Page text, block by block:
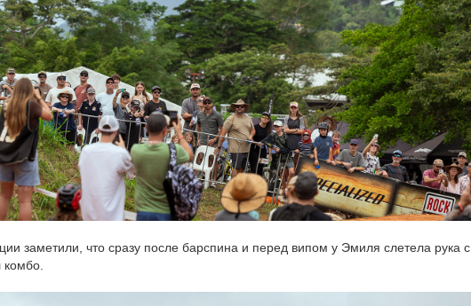
заметили, что сразу после барспина и перед випом у Эмиля слетела рука с